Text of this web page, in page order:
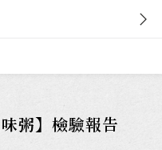
粥】檢驗報告